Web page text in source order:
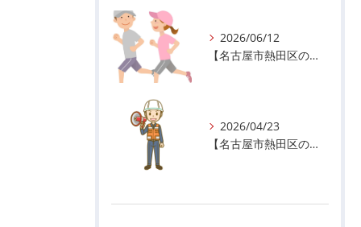
2026/06/12
【名古屋市熱田区の警備会社】暑熱順化で熱中症対策を！
2026/04/23
【名古屋市熱田区の警備会社】GWの面接状況について！